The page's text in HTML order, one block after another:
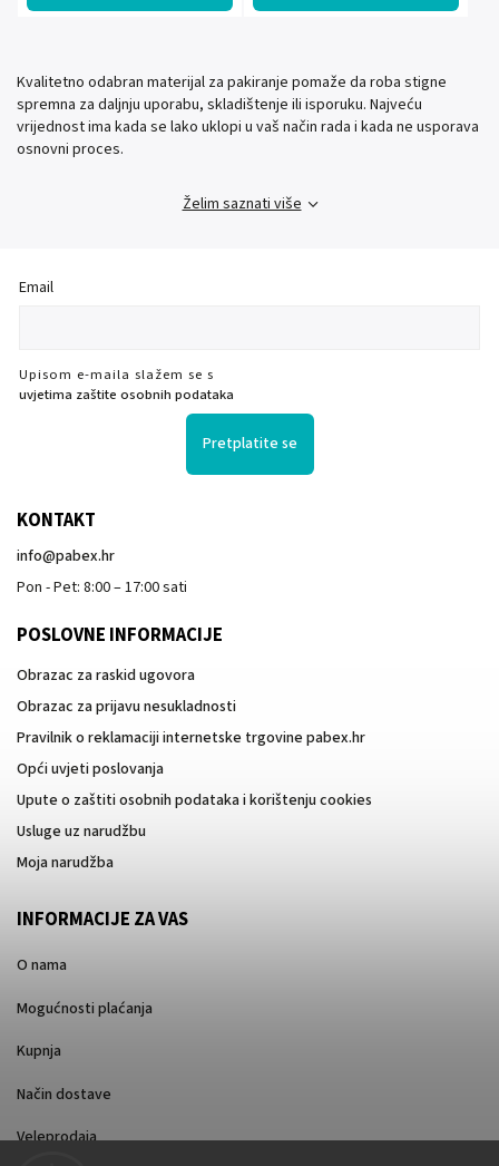
Kvalitetno odabran materijal za pakiranje pomaže da roba stigne
spremna za daljnju uporabu, skladištenje ili isporuku. Najveću
vrijednost ima kada se lako uklopi u vaš način rada i kada ne usporava
osnovni proces.
Želim saznati više
Email
Upisom e-maila slažem se s
uvjetima zaštite osobnih podataka
Pretplatite se
KONTAKT
info@pabex.hr
Pon - Pet: 8:00 – 17:00 sati
POSLOVNE INFORMACIJE
Obrazac za raskid ugovora
Obrazac za prijavu nesukladnosti
Pravilnik o reklamaciji internetske trgovine pabex.hr
Opći uvjeti poslovanja
Upute o zaštiti osobnih podataka i korištenju cookies
Usluge uz narudžbu
Moja narudžba
INFORMACIJE ZA VAS
O nama
Mogućnosti plaćanja
Kupnja
Način dostave
Veleprodaja